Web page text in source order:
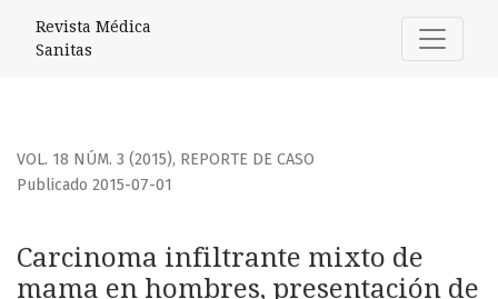
Carcinoma infiltrante mixto de mama en hombres,
Revista Médica
Sanitas
VOL. 18 NÚM. 3 (2015), REPORTE DE CASO
Carcinoma infiltrante mixto de
mama en hombres, presentación de
Publicado 2015-07-01